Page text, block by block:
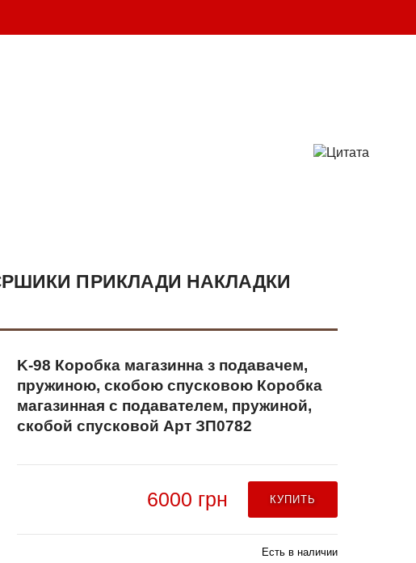
шт.
ПРИКЛАДИ НАКЛАДКИ
K-98 Коробка магазинна з подавачем,
пружиною, скобою спусковою Коробка
магазинная с подавателем, пружиной,
скобой спусковой Арт ЗП0782
6000 грн КУПИТЬ
Есть в наличии